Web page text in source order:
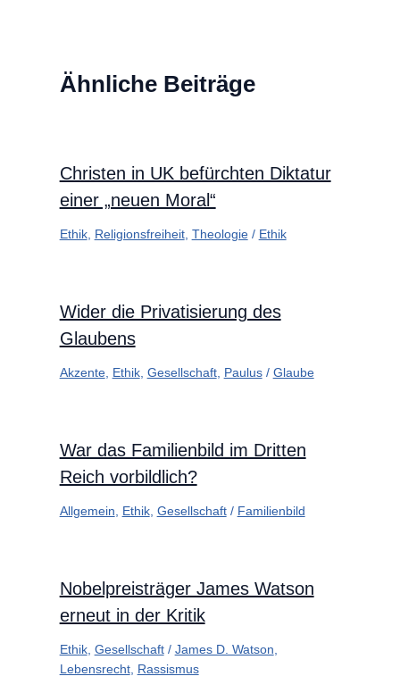
Ähnliche Beiträge
Christen in UK befürchten Diktatur
einer „neuen Moral“
Ethik, Religionsfreiheit, Theologie/ Ethik
Wider die Privatisierung des
Glaubens
Akzente, Ethik, Gesellschaft, Paulus/ Glaube
War das Familienbild im Dritten
Reich vorbildlich?
Allgemein Ethik, Gesellschaft/ Familienbild
Nobelpreisträger James Watson
erneut in der Kritik
Ethik, Gesellschaft/ James D. Watson
Lebensrecht, Rassismus